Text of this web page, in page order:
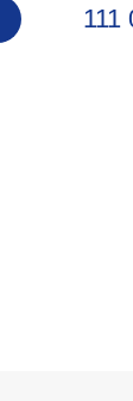
111